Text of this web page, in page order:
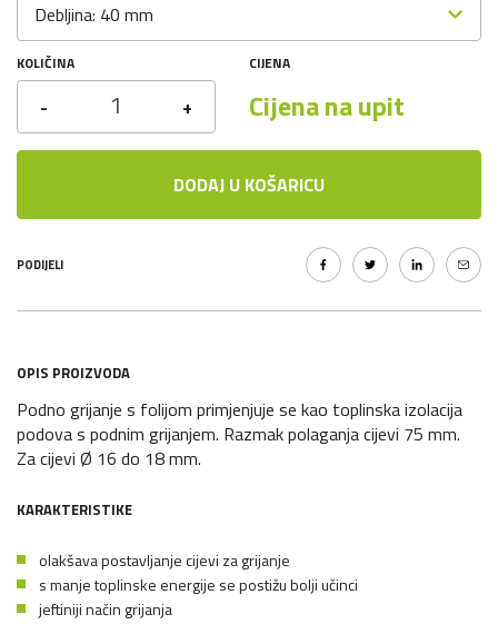
Debljina: 40 mm
KOLIČINA
- +
CIJENA
Cijena na upit
DODAJ U KOŠARICU
PODIJELI
OPIS PROIZVODA
Podno grijanje s folijom primjenjuje se kao toplinska izolacija
podova s podnim grijanjem. Razmak polaganja cijevi 75 mm.
Za cijevi Ø 16 do 18 mm.
KARAKTERISTIKE
olakšava postavljanje cijevi za grijanje
s manje toplinske energije se postižu bolji učinci
jeftiniji način grijanja